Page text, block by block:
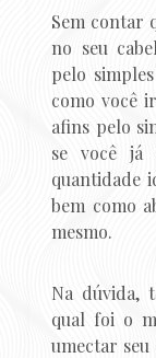
Sem contar
no seu
pelo
como você
afins pelo
se você já
quantidade
bem como
mesmo.
Na dúvida,
qual foi o
umectar seu